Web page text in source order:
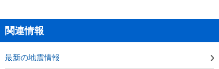
関連情報
最新の地震情報